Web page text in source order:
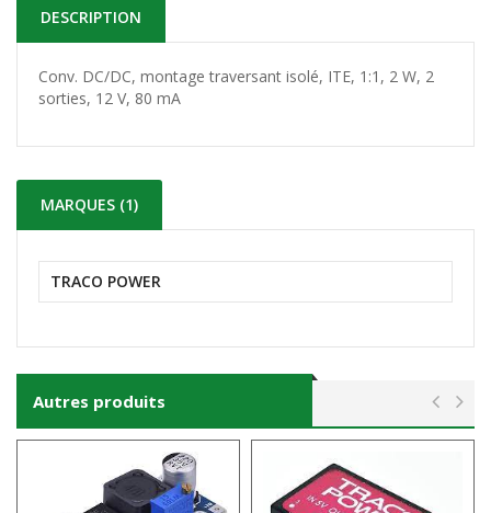
DESCRIPTION
Conv. DC/DC, montage traversant isolé, ITE, 1:1, 2 W, 2
sorties, 12 V, 80 mA
MARQUES (1)
TRACO POWER
Autres produits